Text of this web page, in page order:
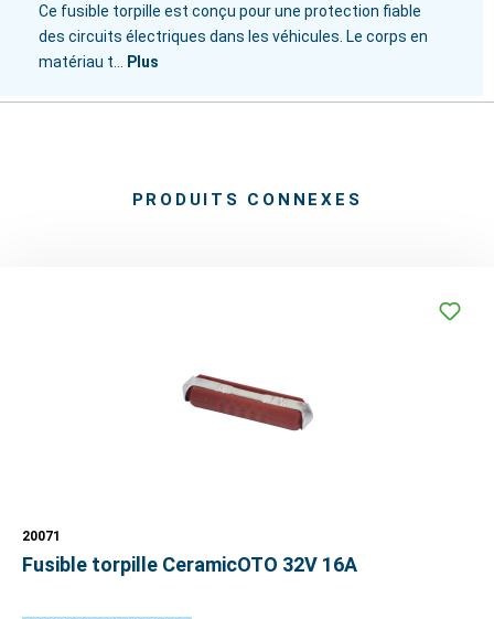
Ce fusible torpille est conçu pour une protection fiable
des circuits électriques dans les véhicules. Le corps en
matériau t…
Plus
PRODUITS CONNEXES
20071
Fusible torpille CeramicOTO 32V 16A